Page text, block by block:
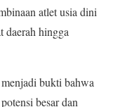
atlet usia dini
daerah hingga
bukti bahwa
besar dan